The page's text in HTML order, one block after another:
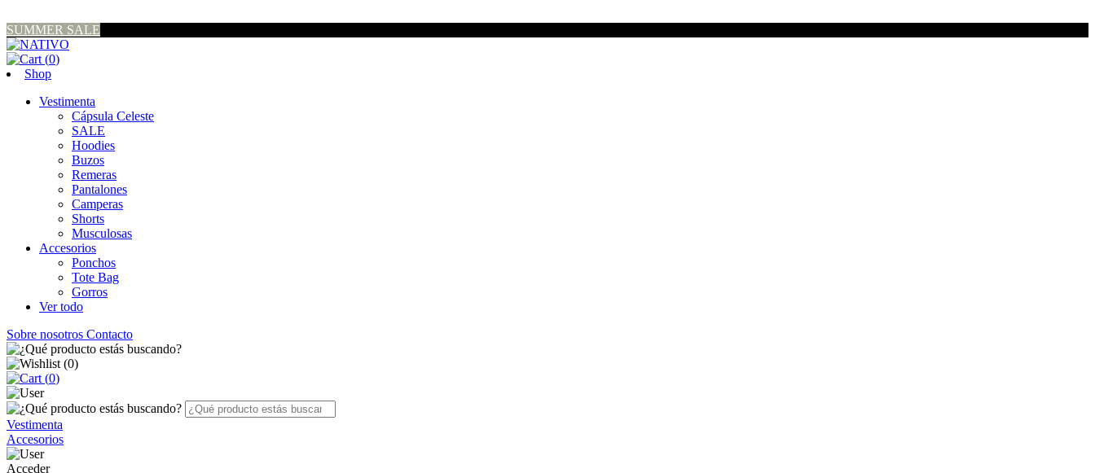
SUMMER SALE
(0)
Shop
Vestimenta
Cápsula Celeste
SALE
Hoodies
Buzos
Remeras
Pantalones
Camperas
Shorts
Musculosas
Accesorios
Ponchos
Tote Bag
Gorros
Ver todo
Sobre nosotros Contacto
(0)
(0)
Vestimenta
Accesorios
Acceder